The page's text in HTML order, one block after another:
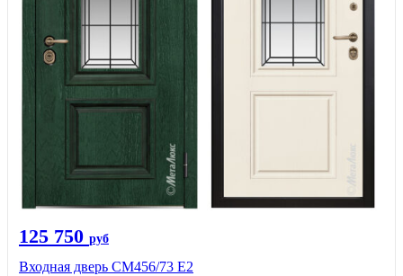
125 750 руб
Входная дверь СМ456/73 Е2